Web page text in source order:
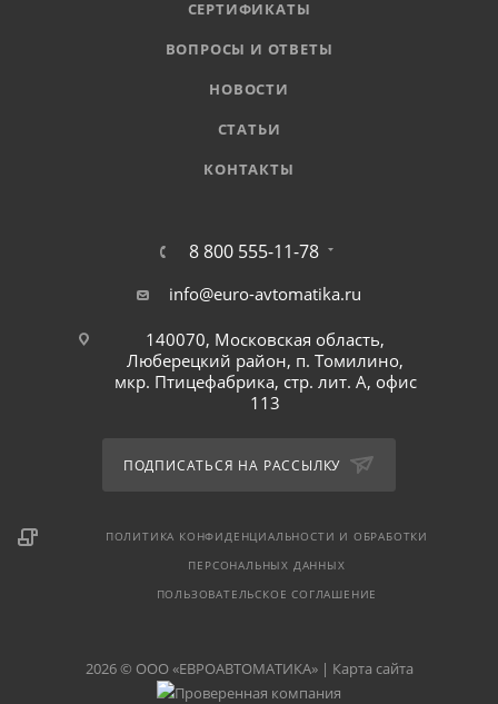
СЕРТИФИКАТЫ
ВОПРОСЫ И ОТВЕТЫ
НОВОСТИ
СТАТЬИ
КОНТАКТЫ
8 800 555-11-78
info@euro-avtomatika.ru
140070, Московская область,
Люберецкий район, п. Томилино,
мкр. Птицефабрика, стр. лит. А, офис
113
ПОДПИСАТЬСЯ НА РАССЫЛКУ
ПОЛИТИКА КОНФИДЕНЦИАЛЬНОСТИ И ОБРАБОТКИ
ПЕРСОНАЛЬНЫХ ДАННЫХ
ПОЛЬЗОВАТЕЛЬСКОЕ СОГЛАШЕНИЕ
2026 © ООО «ЕВРОАВТОМАТИКА» | Карта сайта